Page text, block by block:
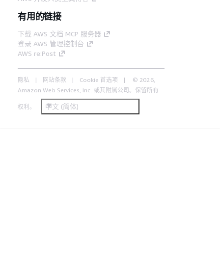
有用的链接
下载 AWS 文档 MCP 服务器
登录 AWS 管理控制台
AWS re:Post
隐私 网站条款 Cookie 首选项
© 2026,
Amazon Web Services, Inc. 或其附属公司。保留所有
权利。 中文 (简体)